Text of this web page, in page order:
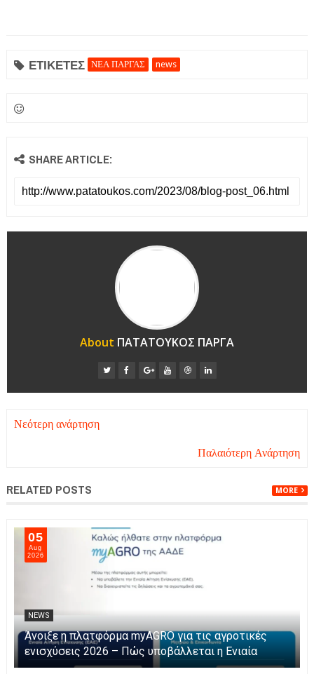
ΕΤΙΚΕΤΕΣ ΝΕΑ ΠΑΡΓΑΣ news
SHARE ARTICLE:
About ΠΑΤΑΤΟΥΚΟΣ ΠΑΡΓΑ
Νεότερη ανάρτηση
Παλαιότερη Ανάρτηση
RELATED POSTS MORE
05
Aug
2026
NEWS
Άνοιξε η πλατφόρμα myAGRO για τις αγροτικές
ενισχύσεις 2026 – Πώς υποβάλλεται η Ενιαία
Αίτηση Ενίσχυσης